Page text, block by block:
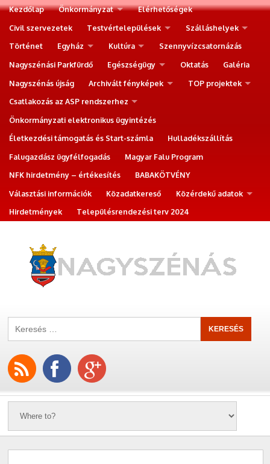
Kezdőlap Önkormányzat
Elérhetőségek
Civil szervezetek
Testvértelepülések
Szálláshelyek
Történet
Egyház Kultúra
Szennyvízcsatornázás
Nagyszénási Parkfürdő
Egészségügy Oktatás
Galéria
Nagyszénás újság
Archivált fényképek
TOP projektek
Csatlakozás az ASP rendszerhez
Önkormányzati elektronikus ügyintézés
Életkezdési támogatás és Start-számla
Hulladékszállítás
Falugazdász ügyfélfogadás
Magyar Falu Program
NFK hirdetmény – értékesítés
BABAKÖTVÉNY
Választási információk
Közadatkereső
Közérdekű adatok
Hirdetmények
Településrendezési terv 2024